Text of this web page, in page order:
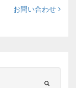
お問い合わせ